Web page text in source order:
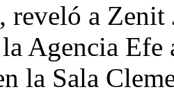
a Zenit
Agencia
la Sala